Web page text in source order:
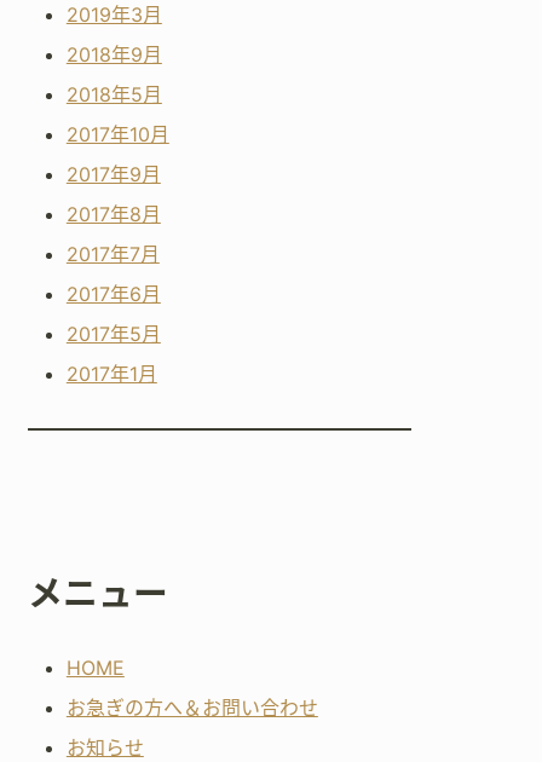
2019年3月
2018年9月
2018年5月
2017年10月
2017年9月
2017年8月
2017年7月
2017年6月
2017年5月
2017年1月
メニュー
HOME
お急ぎの方へ＆お問い合わせ
お知らせ